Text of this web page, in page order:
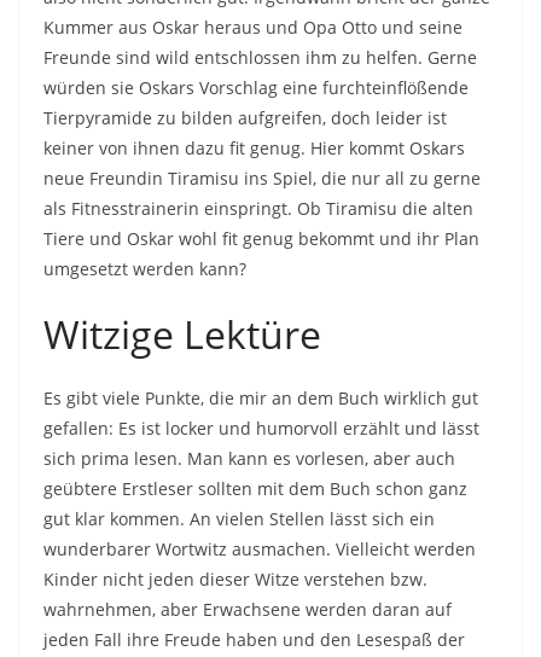
Kummer aus Oskar heraus und Opa Otto und seine
Freunde sind wild entschlossen ihm zu helfen. Gerne
würden sie Oskars Vorschlag eine furchteinflößende
Tierpyramide zu bilden aufgreifen, doch leider ist
keiner von ihnen dazu fit genug. Hier kommt Oskars
neue Freundin Tiramisu ins Spiel, die nur all zu gerne
als Fitnesstrainerin einspringt. Ob Tiramisu die alten
Tiere und Oskar wohl fit genug bekommt und ihr Plan
umgesetzt werden kann?
Witzige Lektüre
Es gibt viele Punkte, die mir an dem Buch wirklich gut
gefallen: Es ist locker und humorvoll erzählt und lässt
sich prima lesen. Man kann es vorlesen, aber auch
geübtere Erstleser sollten mit dem Buch schon ganz
gut klar kommen. An vielen Stellen lässt sich ein
wunderbarer Wortwitz ausmachen. Vielleicht werden
Kinder nicht jeden dieser Witze verstehen bzw.
wahrnehmen, aber Erwachsene werden daran auf
jeden Fall ihre Freude haben und den Lesespaß der